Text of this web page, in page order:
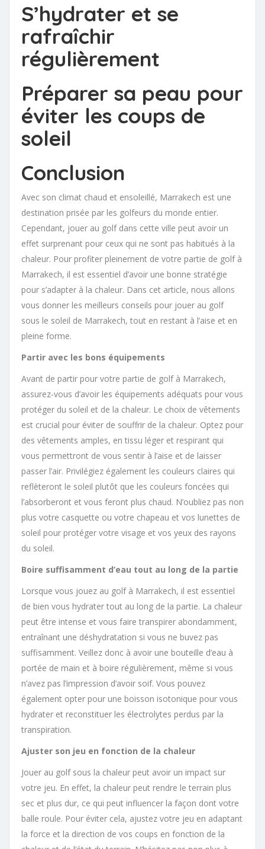
S’hydrater et se
rafraîchir
régulièrement
Préparer sa peau pour
éviter les coups de
soleil
Conclusion
Avec son climat chaud et ensoleillé, Marrakech est une
destination prisée par les golfeurs du monde entier.
Cependant, jouer au golf dans cette ville peut avoir un
effet surprenant pour ceux qui ne sont pas habitués à la
chaleur. Pour profiter pleinement de votre partie de golf à
Marrakech, il est essentiel d’avoir une bonne stratégie
pour s’adapter à la chaleur. Dans cet article, nous allons
vous donner les meilleurs conseils pour jouer au golf
sous le soleil de Marrakech, tout en restant à l’aise et en
pleine forme.
Partir avec les bons équipements
Avant de partir pour votre partie de golf à Marrakech,
assurez-vous d’avoir les équipements adéquats pour vous
protéger du soleil et de la chaleur. Le choix de vêtements
est crucial pour éviter de souffrir de la chaleur. Optez pour
des vêtements amples, en tissu léger et respirant qui
vous permettront de vous sentir à l’aise et de laisser
passer l’air. Privilégiez également les couleurs claires qui
reflèteront le soleil plutôt que les couleurs foncées qui
l’absorberont et vous feront plus chaud. N’oubliez pas non
plus votre casquette ou votre chapeau et vos lunettes de
soleil pour protéger votre visage et vos yeux des rayons
du soleil.
Boire suffisamment d’eau tout au long de la partie
Lorsque vous jouez au golf à Marrakech, il est essentiel
de bien vous hydrater tout au long de la partie. La chaleur
peut être intense et vous faire transpirer abondamment,
entraînant une déshydratation si vous ne buvez pas
suffisamment. Veillez donc à avoir une bouteille d’eau à
portée de main et à boire régulièrement, même si vous
n’avez pas l’impression d’avoir soif. Vous pouvez
également opter pour une boisson isotonique pour vous
hydrater et reconstituer les électrolytes perdus par la
transpiration.
Ajuster son jeu en fonction de la chaleur
Jouer au golf sous la chaleur peut avoir un impact sur
votre jeu. En effet, la chaleur peut rendre le terrain plus
sec et plus dur, ce qui peut influencer la façon dont votre
balle roule. Pour éviter cela, ajustez votre jeu en adaptant
la force et la direction de vos coups en fonction de la